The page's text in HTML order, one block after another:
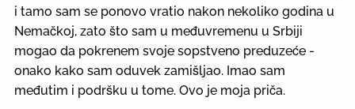
i tamo sam se ponovo vratio nakon nekoliko godina u
Nemačkoj, zato što sam u međuvremenu u Srbiji
mogao da pokrenem svoje sopstveno preduzeće -
onako kako sam oduvek zamišljao. Imao sam
međutim i podršku u tome. Ovo je moja priča.